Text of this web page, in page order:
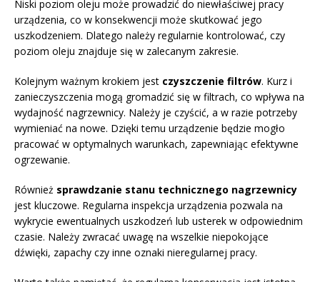
Niski poziom oleju może prowadzić do niewłaściwej pracy
urządzenia, co w konsekwencji może skutkować jego
uszkodzeniem. Dlatego należy regularnie kontrolować, czy
poziom oleju znajduje się w zalecanym zakresie.
Kolejnym ważnym krokiem jest czyszczenie filtrów. Kurz i
zanieczyszczenia mogą gromadzić się w filtrach, co wpływa na
wydajność nagrzewnicy. Należy je czyścić, a w razie potrzeby
wymieniać na nowe. Dzięki temu urządzenie będzie mogło
pracować w optymalnych warunkach, zapewniając efektywne
ogrzewanie.
Również sprawdzanie stanu technicznego nagrzewnicy
jest kluczowe. Regularna inspekcja urządzenia pozwala na
wykrycie ewentualnych uszkodzeń lub usterek w odpowiednim
czasie. Należy zwracać uwagę na wszelkie niepokojące
dźwięki, zapachy czy inne oznaki nieregularnej pracy.